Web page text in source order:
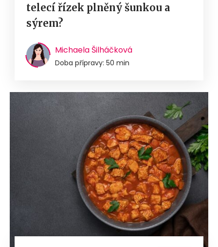
telecí řízek plněný šunkou a
sýrem?
Michaela Šilháčková
Doba přípravy: 50 min